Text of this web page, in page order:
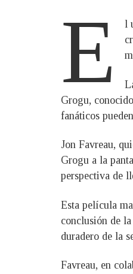
E
l
Grogu,
fanáticos
Jon Favreau,
Grogu a la
perspectiva de
Esta película
conclusión de
duradero de la
Favreau, en